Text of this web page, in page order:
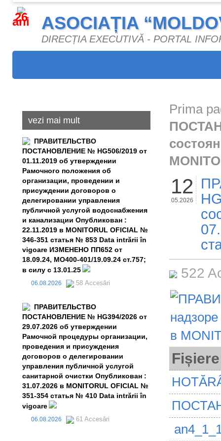
26
ani ASOCIAȚIA
DIRECȚIA EXECUTIVĂ - PORTAL
vezi mai mult
ПРАВИТЕЛЬСТВО
ПОСТАНОВЛЕНИЕ № HG506/2019 от
01.11.2019 об утверждении
Рамочного положения об
организации, проведении и
присуждении договоров о
делегировании управления
публичной услугой водоснабжения
и канализации Опубликован :
22.11.2019 в MONITORUL OFICIAL №
346-351 статья № 853 Data intrării în
vigoare ИЗМЕНЕНО ПП652 от
18.09.24, MO400-401/19.09.24 ст.757;
в силу с 13.01.25
06.08.2026 58 Accesări
ПРАВИТЕЛЬСТВО
ПОСТАНОВЛЕНИЕ № HG394/2026 от
29.07.2026 об утверждении
Рамочной процедуры организации,
проведения и присуждения
договоров о делегировании
управления публичной услугой
санитарной очистки Опубликован :
31.07.2026 в MONITORUL OFICIAL №
351-354 статья № 410 Data intrării în
vigoare
06.08.2026 61 Accesări
Prima
12
05.2026
522